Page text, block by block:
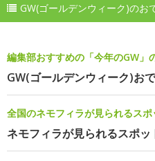
GW(ゴールデンウィーク)のお
編集部おすすめの「今年のGW」
GW(ゴールデンウィーク)お
全国のネモフィラが見られるス
ネモフィラが見られるスポッ